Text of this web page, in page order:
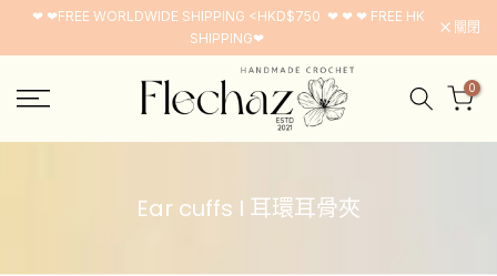
至
內
容
❤ ❤FREE WORLDWIDE SHIPPING <HKD$750 ❤ ❤ ❤ FREE HK
SHIPPING❤
關閉
0
Ear cuffs I 耳環耳骨夾